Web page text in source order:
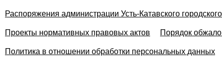
Распоряжения администрации Усть-Катавского
Проекты нормативных правовых актов Порядок
Политика в отношении обработки персональных данных